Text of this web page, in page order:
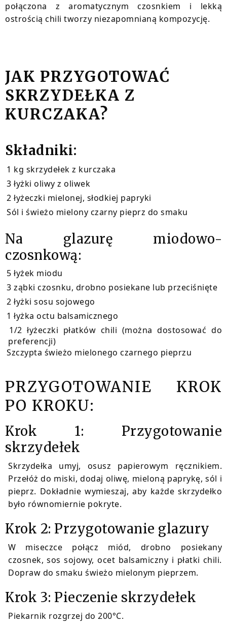
połączona z aromatycznym czosnkiem i lekką
ostrością chili tworzy niezapomnianą kompozycję.
JAK PRZYGOTOWAĆ
SKRZYDEŁKA Z
KURCZAKA?
Składniki:
1 kg skrzydełek z kurczaka
3 łyżki oliwy z oliwek
2 łyżeczki mielonej, słodkiej papryki
Sól i świeżo mielony czarny pieprz do smaku
Na glazurę miodowo-
czosnkową:
5 łyżek miodu
3 ząbki czosnku, drobno posiekane lub przeciśnięte
2 łyżki sosu sojowego
1 łyżka octu balsamicznego
1/2 łyżeczki płatków chili (można dostosować do
preferencji)
Szczypta świeżo mielonego czarnego pieprzu
PRZYGOTOWANIE KROK
PO KROKU:
Krok 1: Przygotowanie
skrzydełek
Skrzydełka umyj, osusz papierowym ręcznikiem.
Przełóż do miski, dodaj oliwę, mieloną paprykę, sól i
pieprz. Dokładnie wymieszaj, aby każde skrzydełko
było równomiernie pokryte.
Krok 2: Przygotowanie glazury
W miseczce połącz miód, drobno posiekany
czosnek, sos sojowy, ocet balsamiczny i płatki chili.
Dopraw do smaku świeżo mielonym pieprzem.
Krok 3: Pieczenie skrzydełek
Piekarnik rozgrzej do 200°C.